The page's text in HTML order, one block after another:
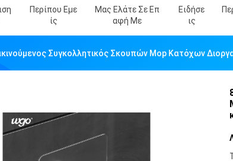
Περίπου Εμε
Ίς
Μας Ελάτε Σε Επ
Αφή Με
Ειδήσε
Ις
Συγκολλητικός Σκουπών Mop Κατόχων